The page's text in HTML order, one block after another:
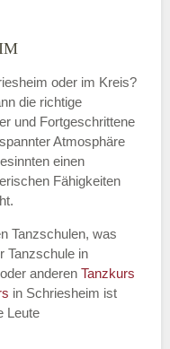
oder im Kreis?
die richtige
und Fortgeschrittene
Atmosphäre
einen
Fähigkeiten
Tanzschulen, was
Tanzschule in
anderen Tanzkurs
in Schriesheim ist
Leute